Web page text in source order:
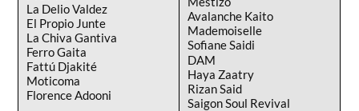
La Delio Valdez
El Propio Junte
La Chiva Gantiva
Ferro Gaita
Fattú Djakité
Moticoma
Florence Adooni
Avalanche Kaito
Mademoiselle
Sofiane Saidi
DAM
Haya Zaatry
Rizan Said
Saigon Soul Revival